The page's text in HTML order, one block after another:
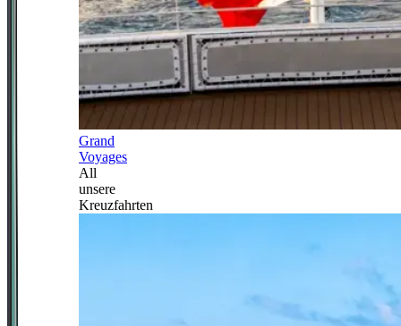
Grand
Voyages
All
unsere
Kreuzfahrten